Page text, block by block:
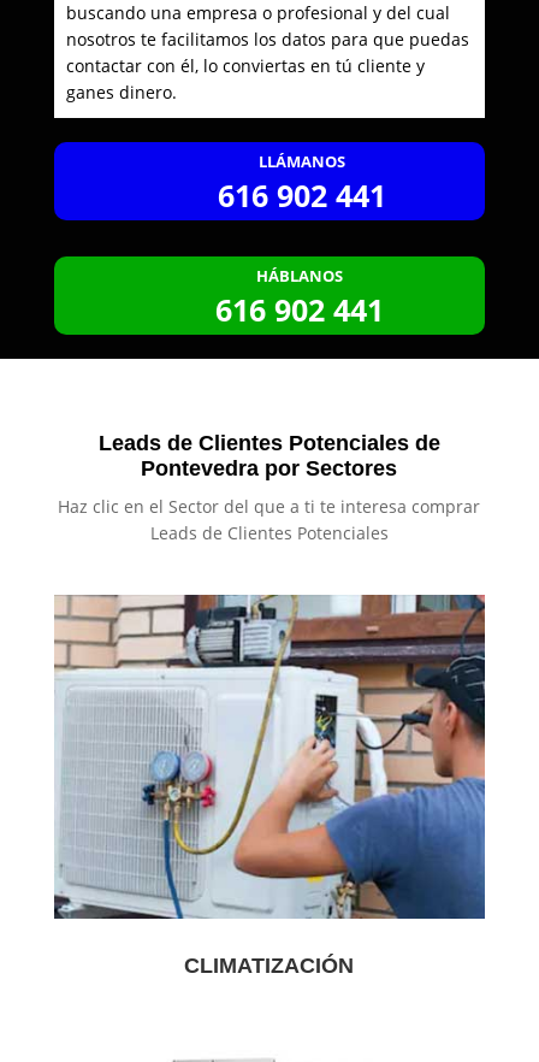
buscando una empresa o profesional y del cual
nosotros te facilitamos los datos para que puedas
contactar con él, lo conviertas en tú cliente y
ganes dinero.
LLÁMANOS
616 902 441
HÁBLANOS
616 902 441
Leads de Clientes Potenciales de
Pontevedra por Sectores
Haz clic en el Sector del que a ti te interesa comprar
Leads de Clientes Potenciales
CLIMATIZACIÓN